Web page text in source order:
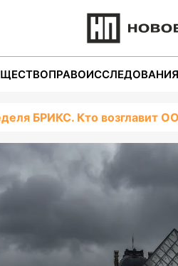
ПРАВОИССЛЕДОВАНИЯ
БРИКС. Кто возглавит